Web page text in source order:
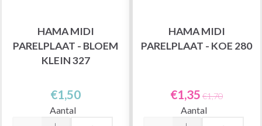
HAMA MIDI
PARELPLAAT - BLOEM
KLEIN 327
€1,50
Aantal
HAMA MIDI
PARELPLAAT - KOE 280
€1,35 €1,70
Aantal